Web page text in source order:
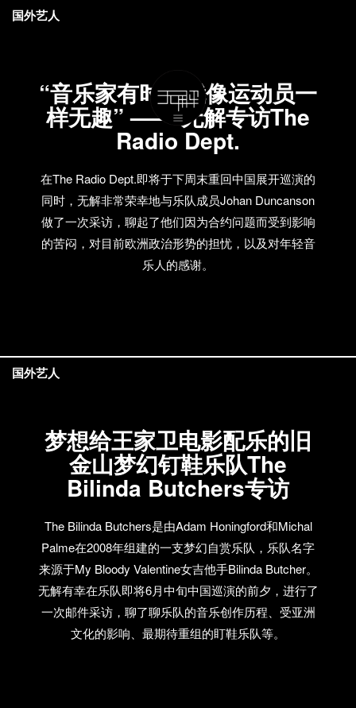
“音乐家有时候就像运动员一
样无趣” —— 无解专访The
Radio Dept.
在The Radio Dept.即将于下周末重回中国展开巡演的
同时，无解非常荣幸地与乐队成员Johan Duncanson
做了一次采访，聊起了他们因为合约问题而受到影响
的苦闷，对目前欧洲政治形势的担忧，以及对年轻音
乐人的感谢。
国外艺人
梦想给王家卫电影配乐的旧
金山梦幻钉鞋乐队The
Bilinda Butchers专访
The Bilinda Butchers是由Adam Honingford和Michal
Palme在2008年组建的一支梦幻自赏乐队，乐队名字
来源于My Bloody Valentine女吉他手Bilinda Butcher。
无解有幸在乐队即将6月中旬中国巡演的前夕，进行了
一次邮件采访，聊了聊乐队的音乐创作历程、受亚洲
文化的影响、最期待重组的盯鞋乐队等。
国外艺人